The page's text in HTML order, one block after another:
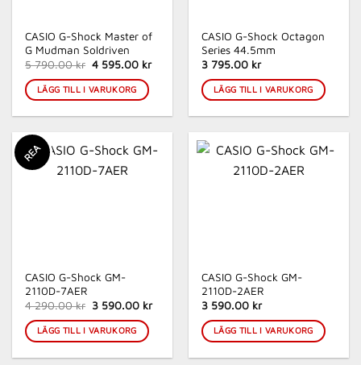
CASIO G-Shock Master of
G Mudman Soldriven
5 790.00 kr Det
priset
var:
790.00 kr.
4 595.00 krDet
595.00 kr.
LÄGG TILL I VARUKORG
CASIO G-Shock Octagon
Series 44.5mm
3 795.00 kr
LÄGG TILL I VARUKORG
REA
CASIO G-Shock GM-
2110D-7AER
4 290.00 kr Det
priset
var:
4
290.00 kr.
3 590.00 krDet
590.00 kr.
LÄGG TILL I VARUKORG
CASIO G-Shock GM-
2110D-2AER
3 590.00 kr
LÄGG TILL I VARUKORG